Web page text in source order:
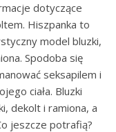
dotyczące
Hiszpanka to
model bluzki,
Spodoba się
seksapilem i
ciała. Bluzki
dekolt i ramiona, a
jeszcze potrafią?